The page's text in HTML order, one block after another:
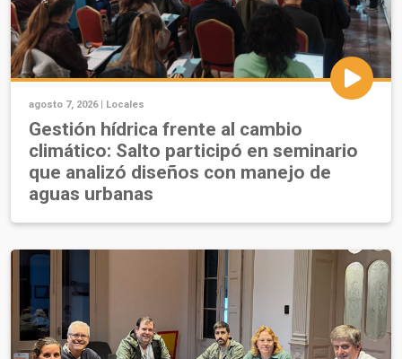
agosto 7, 2026 | Locales
Gestión hídrica frente al cambio
climático: Salto participó en seminario
que analizó diseños con manejo de
aguas urbanas